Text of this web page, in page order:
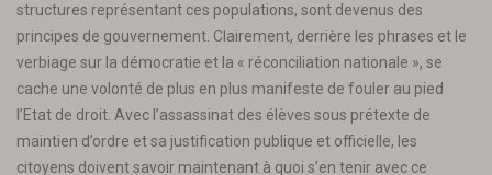
structures représentant ces populations, sont devenus des
principes de gouvernement. Clairement, derrière les phrases et le
verbiage sur la démocratie et la « réconciliation nationale », se
cache une volonté de plus en plus manifeste de fouler au pied
l’Etat de droit. Avec l’assassinat des élèves sous prétexte de
maintien d’ordre et sa justification publique et officielle, les
citoyens doivent savoir maintenant à quoi s’en tenir avec ce